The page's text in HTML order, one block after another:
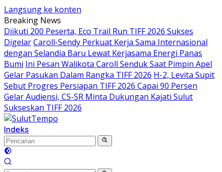
Langsung ke konten
Breaking News
Diikuti 200 Peserta, Eco Trail Run TIFF 2026 Sukses
DigelarCaroll-Sendy Perkuat Kerja Sama Internasional
dengan Selandia Baru Lewat Kerjasama Energi Panas
Bumi Ini Pesan Walikota Caroll Senduk Saat Pimpin Apel
Gelar Pasukan Dalam Rangka TIFF 2026 H-2, Levita Supit
Sebut Progres Persiapan TIFF 2026 Capai 90 Persen
Gelar Audiensi, CS-SR Minta Dukungan Kajati Sulut
Sukseskan TIFF 2026
Indeks